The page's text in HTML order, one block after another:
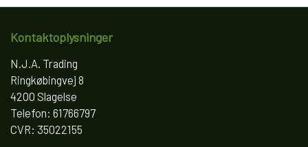
Kontaktoplysninger
N.J.A. Trading
Ringkøbingvej 8
4200 Slagelse
Telefon: 61766797
CVR: 35022155